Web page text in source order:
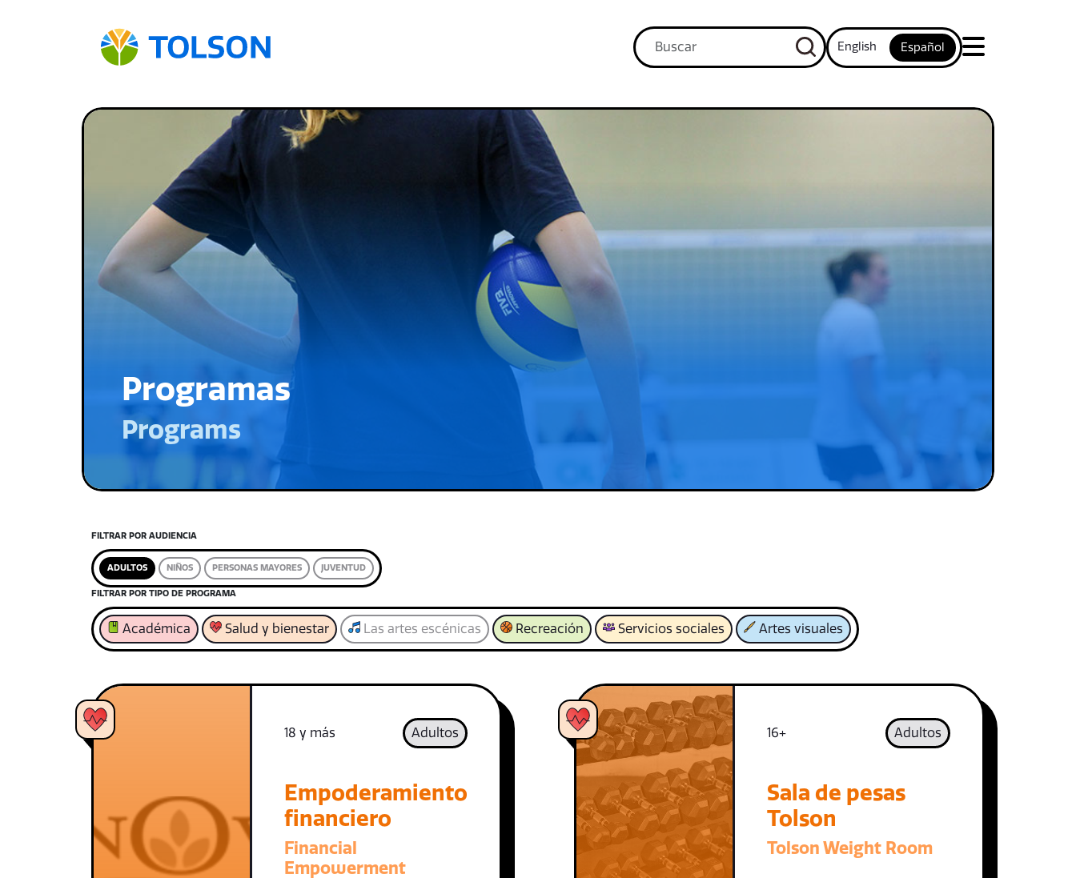
English Español
Programas
Programs
FILTRAR POR AUDIENCIA
ADULTOS NIÑOS PERSONAS MAYORES JUVENTUD
FILTRAR POR TIPO DE PROGRAMA
Académica Salud y bienestar Las artes escénicas Recreación Servicios sociales Artes visuales
18 y más Adultos
Empoderamiento
financiero
Financial
Empowerment
16+ Adultos
Sala de pesas
Tolson
Tolson Weight Room